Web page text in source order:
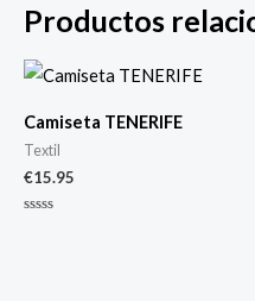
Productos
Camiseta TENERIFE
Textil
€15.95